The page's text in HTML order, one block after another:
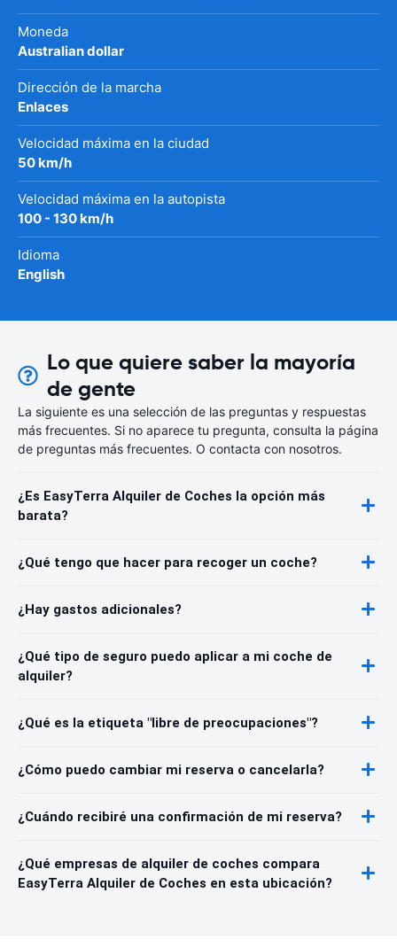
Moneda
Australian dollar
Dirección de la marcha
Enlaces
Velocidad máxima en la ciudad
50 km/h
Velocidad máxima en la autopista
100 - 130 km/h
Idioma
English
Lo que quiere saber la mayoría
de gente
La siguiente es una selección de las preguntas y respuestas
más frecuentes. Si no aparece tu pregunta, consulta la página
de preguntas más frecuentes. O contacta con nosotros.
¿Es EasyTerra Alquiler de Coches la opción más
barata?
¿Qué tengo que hacer para recoger un coche?
¿Hay gastos adicionales?
¿Qué tipo de seguro puedo aplicar a mi coche de
alquiler?
¿Qué es la etiqueta "libre de preocupaciones"?
¿Cómo puedo cambiar mi reserva o cancelarla?
¿Cuándo recibiré una confirmación de mi reserva?
¿Qué empresas de alquiler de coches compara
EasyTerra Alquiler de Coches en esta ubicación?